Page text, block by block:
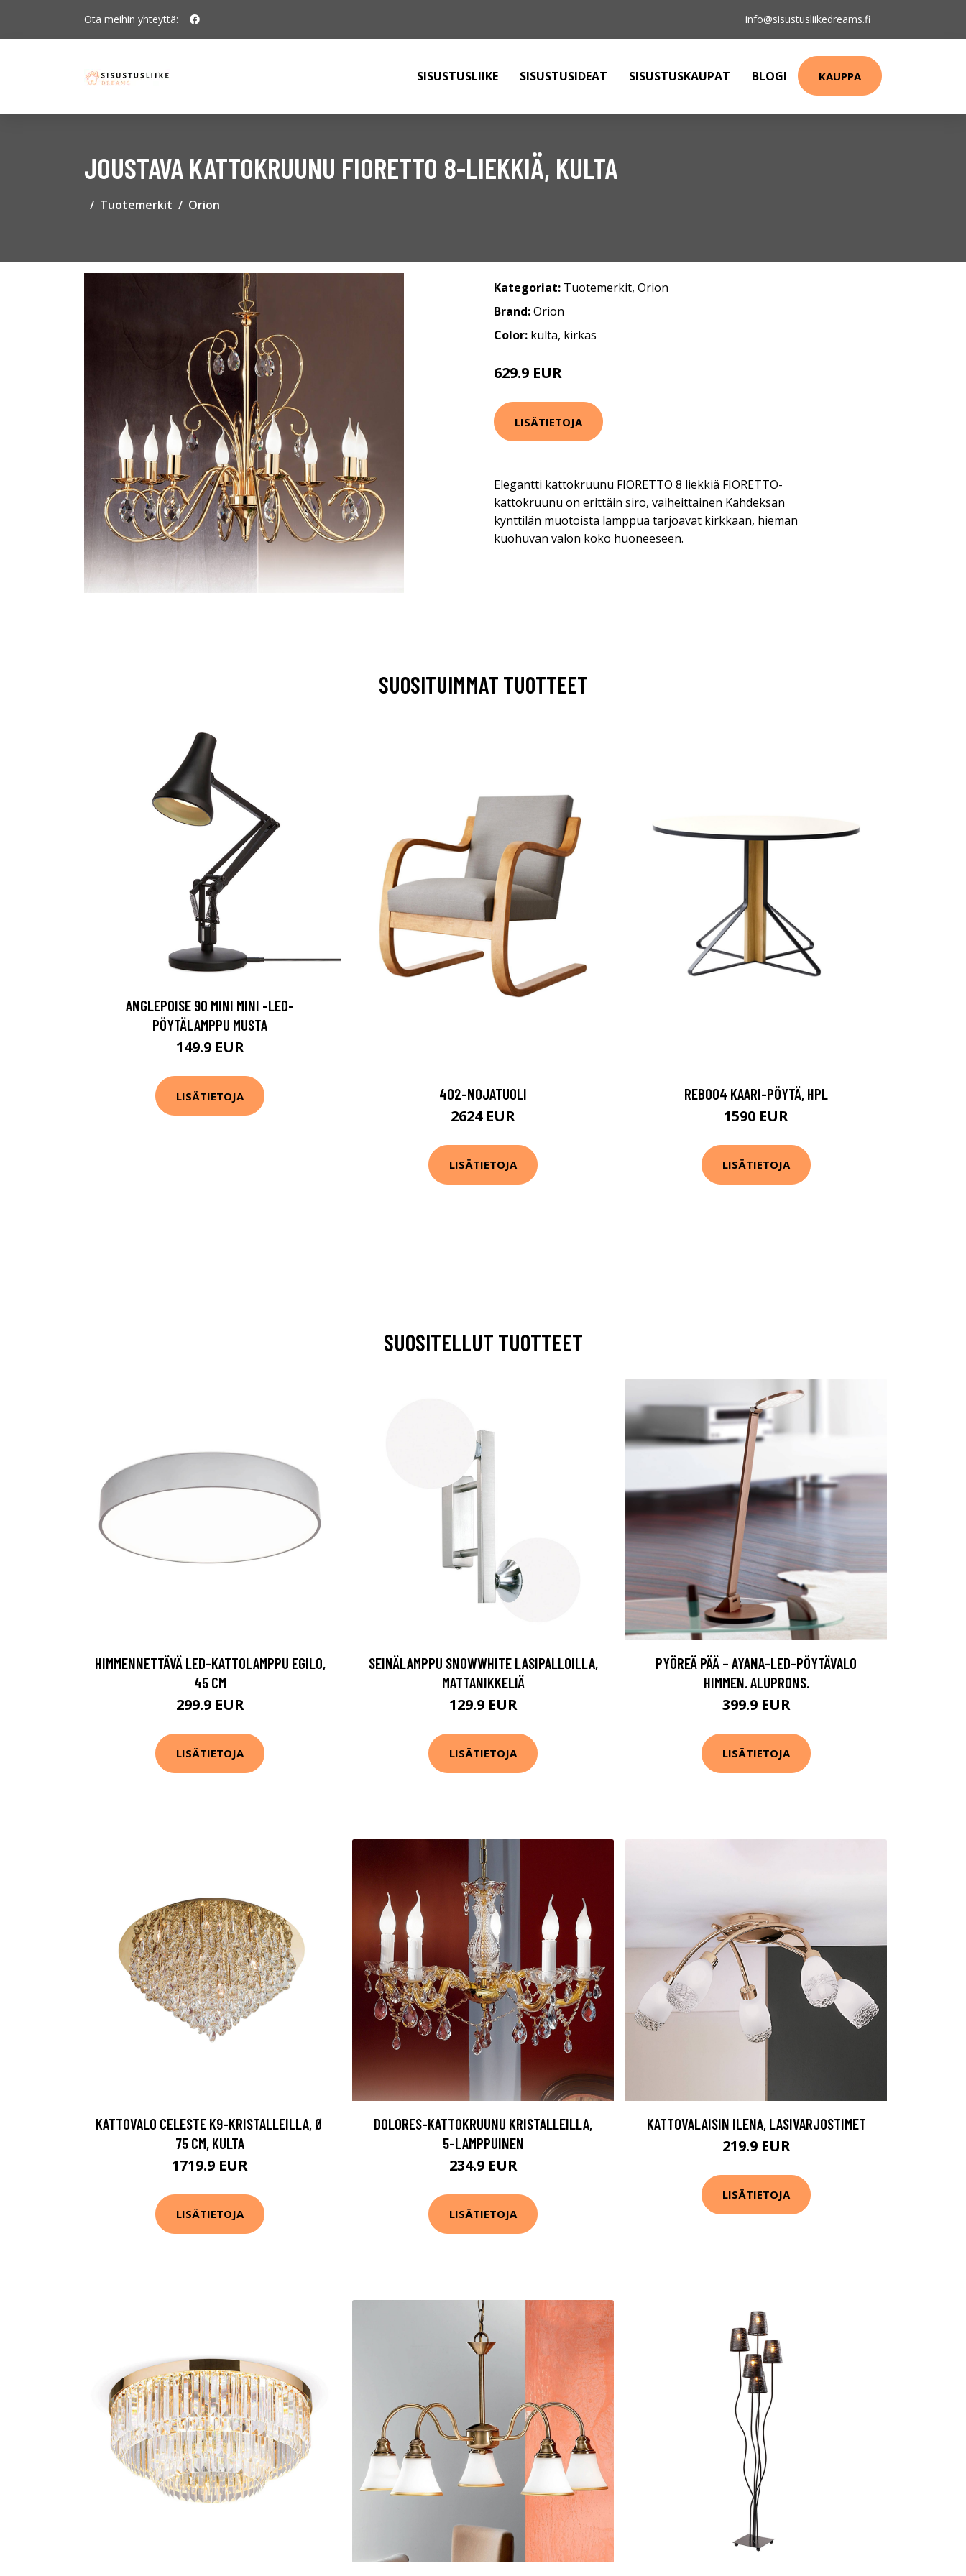
Ota meihin yhteyttä: info@sisustusliikedreams.fi
SISUSTUSLIIKE SISUSTUSIDEAT SISUSTUSKAUPAT BLOGI KAUPPA
JOUSTAVA KATTOKRUUNU FIORETTO 8-LIEKKIÄ, KULTA
Tuotemerkit Orion
Kategoriat: Tuotemerkit, Orion
Brand:Orion
Color: kulta, kirkas
629.9 EUR
LISÄTIETOJA
Elegantti kattokruunu FIORETTO 8 liekkiä FIORETTO-
kattokruunu on erittäin siro, vaiheittainen Kahdeksan
kynttilän muotoista lamppua tarjoavat kirkkaan, hieman
kuohuvan valon koko huoneeseen.
SUOSITUIMMAT TUOTTEET
ANGLEPOISE 90 MINI MINI -LED-
PÖYTÄLAMPPU MUSTA
149.9 EUR
LISÄTIETOJA 402-NOJATUOLI
2624 EUR
LISÄTIETOJA
REB004 KAARI-PÖYTÄ, HPL
1590 EUR
LISÄTIETOJA
SUOSITELLUT TUOTTEET
HIMMENNETTÄVÄ LED-KATTOLAMPPU EGILO,
45 CM
299.9 EUR
LISÄTIETOJA
SEINÄLAMPPU SNOWWHITE LASIPALLOILLA,
MATTANIKKELIÄ
129.9 EUR
LISÄTIETOJA
PYÖREÄ PÄÄ – AYANA-LED-PÖYTÄVALO
HIMMEN. ALUPRONS.
399.9 EUR
LISÄTIETOJA
KATTOVALO CELESTE K9-KRISTALLEILLA, Ø
75 CM, KULTA
1719.9 EUR
LISÄTIETOJA
DOLORES-KATTOKRUUNU KRISTALLEILLA,
5-LAMPPUINEN
234.9 EUR
LISÄTIETOJA
KATTOVALAISIN ILENA, LASIVARJOSTIMET
219.9 EUR
LISÄTIETOJA